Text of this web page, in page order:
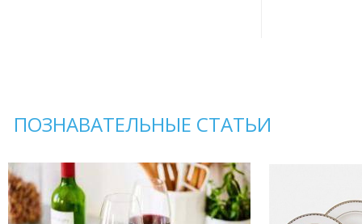
ПОЗНАВАТЕЛЬНЫЕ СТАТЬИ